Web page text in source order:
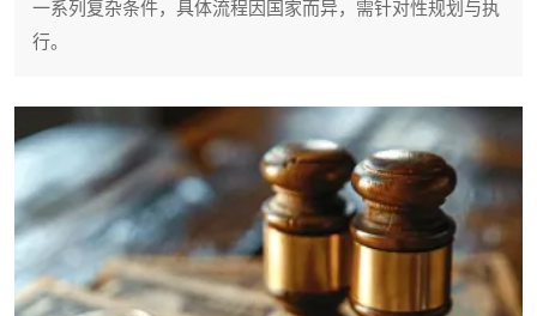
一系列复杂条件，具体流程因国家而异，需针对性规划与执
行。